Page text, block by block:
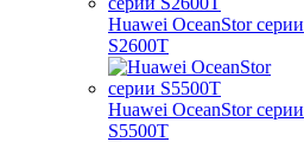
Huawei OceanStor серии
S2600T
Huawei OceanStor серии
S5500T